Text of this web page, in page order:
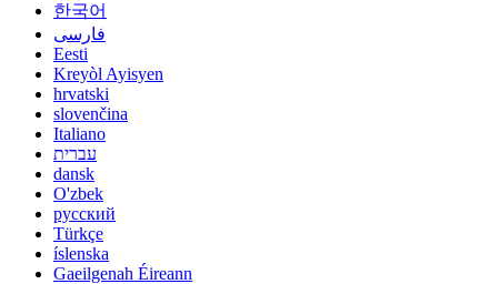
한국어
فارسی
Eesti
Kreyòl Ayisyen
hrvatski
slovenčina
Italiano
עברית
dansk
O'zbek
русский
Türkçe
íslenska
Gaeilgenah Éireann